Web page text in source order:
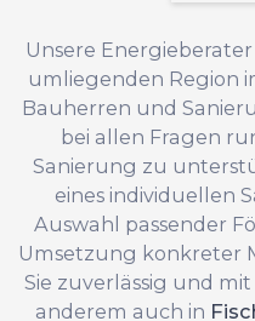
Unsere
umliegenden Region
Bauherren und
bei allen Fragen
Sanierung zu
eines individuellen
Auswahl passender
Umsetzung konkreter
Sie zuverlässig und
anderem auch in